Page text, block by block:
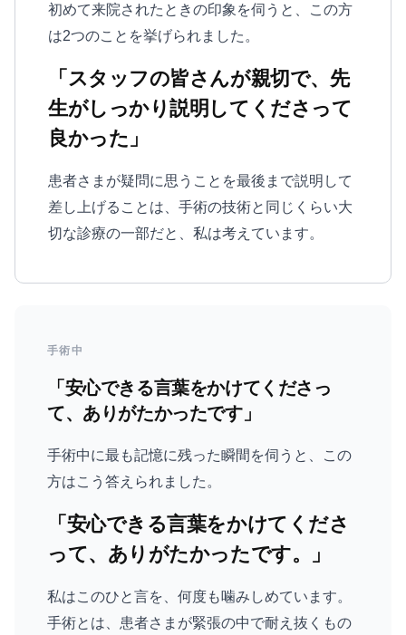
初めて来院されたときの印象を伺うと、この方
は2つのことを挙げられました。
「スタッフの皆さんが親切で、先
生がしっかり説明してくださって
良かった」
患者さまが疑問に思うことを最後まで説明して
差し上げることは、手術の技術と同じくらい大
切な診療の一部だと、私は考えています。
手術中
「安心できる言葉をかけてくださっ
て、ありがたかったです」
手術中に最も記憶に残った瞬間を伺うと、この
方はこう答えられました。
「安心できる言葉をかけてくださ
って、ありがたかったです。」
私はこのひと言を、何度も噛みしめています。
手術とは、患者さまが緊張の中で耐え抜くもの